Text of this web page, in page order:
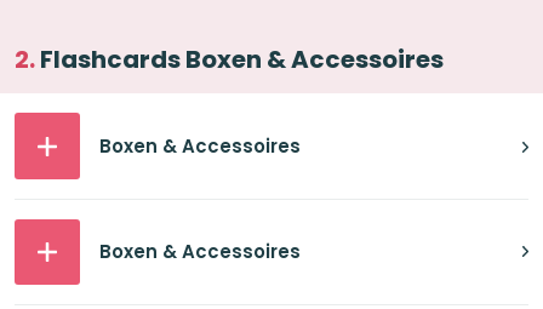
Flashcards Boxen & Accessoires
Boxen & Accessoires
Boxen & Accessoires